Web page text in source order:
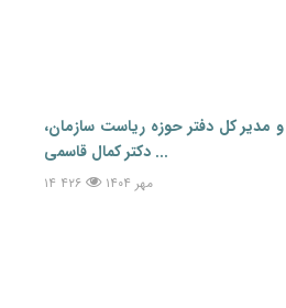
مدیر کل دفتر حوزه ریاست سازمان،
دکتر کمال قاسمی ...
۱۴ مهر ۱۴۰۴ ۴۲۶